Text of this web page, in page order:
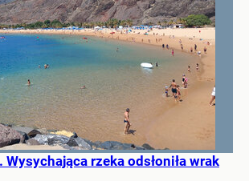
rzeka odsłoniła wrak